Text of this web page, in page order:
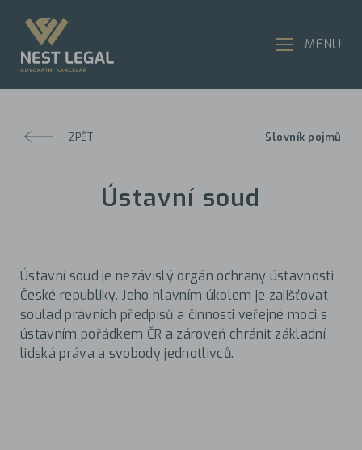
ZPĚT Slovník pojmů
Ústavní soud
Ústavní soud je nezávislý orgán ochrany ústavnosti
České republiky. Jeho hlavním úkolem je zajišťovat
soulad právních předpisů a činnosti veřejné moci s
ústavním pořádkem ČR a zároveň chránit základní
lidská práva a svobody jednotlivců.
MENU